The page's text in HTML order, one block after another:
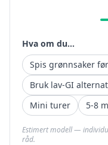
Hva om du...
Spis grønnsaker
Bruk lav-GI
Mini turer
5-8
Estimert modell —
råd.